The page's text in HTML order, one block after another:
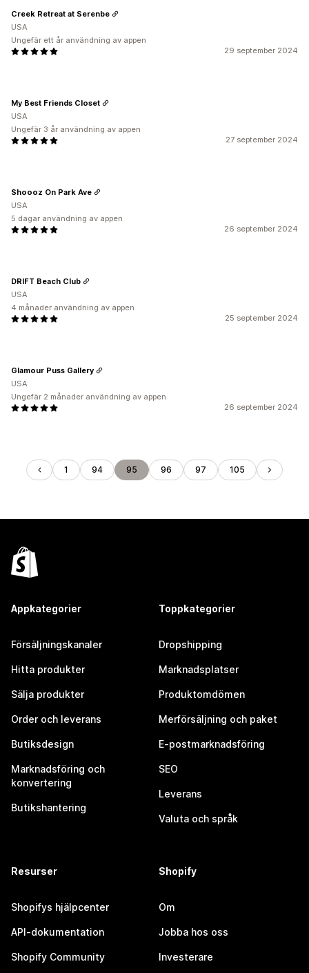
29 september 2024
Creek Retreat at Serenbe
USA
Ungefär ett år användning av appen
27 september 2024
My Best Friends Closet
USA
Ungefär 3 år användning av appen
26 september 2024
Shoooz On Park Ave
USA
5 dagar användning av appen
25 september 2024
DRIFT Beach Club
USA
4 månader användning av appen
26 september 2024
Glamour Puss Gallery
USA
Ungefär 2 månader användning av appen
1 94 95 96 97 105
Appkategorier
Försäljningskanaler
Hitta produkter
Sälja produkter
Order och leverans
Butiksdesign
Marknadsföring och
konvertering
Butikshantering
Toppkategorier
Dropshipping
Marknadsplatser
Produktomdömen
Merförsäljning och paket
E-postmarknadsföring
SEO
Leverans
Valuta och språk
Resurser
Shopifys hjälpcenter
API-dokumentation
Shopify Community
Shopify
Om
Jobba hos oss
Investerare